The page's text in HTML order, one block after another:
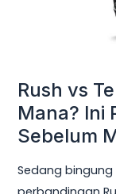
Rush vs
Mana? Ini
Sebelum
Sedang bingung
Membeli
SUV
Keluarga